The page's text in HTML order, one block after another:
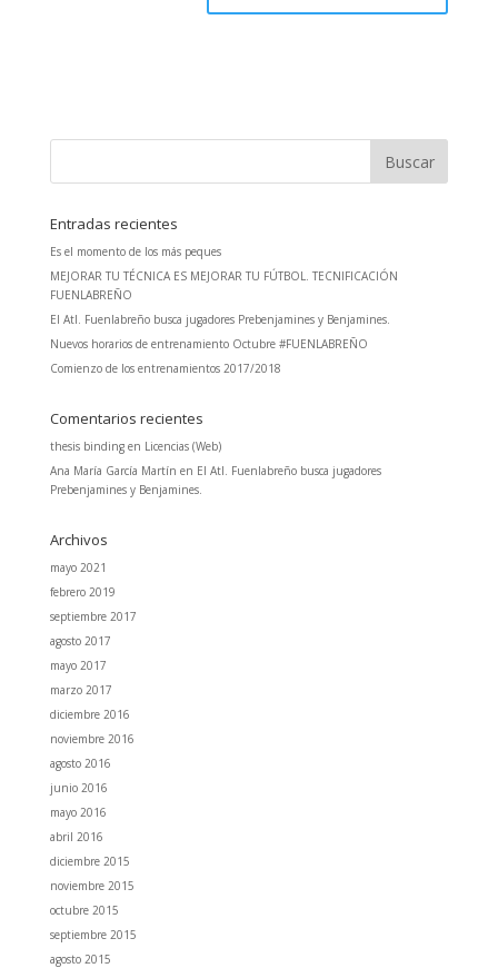
Entradas recientes
Es el momento de los más peques
MEJORAR TU TÉCNICA ES MEJORAR TU FÚTBOL. TECNIFICACIÓN
FUENLABREÑO
El Atl. Fuenlabreño busca jugadores Prebenjamines y Benjamines.
Nuevos horarios de entrenamiento Octubre #FUENLABREÑO
Comienzo de los entrenamientos 2017/2018
Comentarios recientes
thesis bindingen Licencias (Web)
Ana María García Martín en El Atl. Fuenlabreño busca jugadores
Prebenjamines y Benjamines.
Archivos
mayo 2021
febrero 2019
septiembre 2017
agosto 2017
mayo 2017
marzo 2017
diciembre 2016
noviembre 2016
agosto 2016
junio 2016
mayo 2016
abril 2016
diciembre 2015
noviembre 2015
octubre 2015
septiembre 2015
agosto 2015